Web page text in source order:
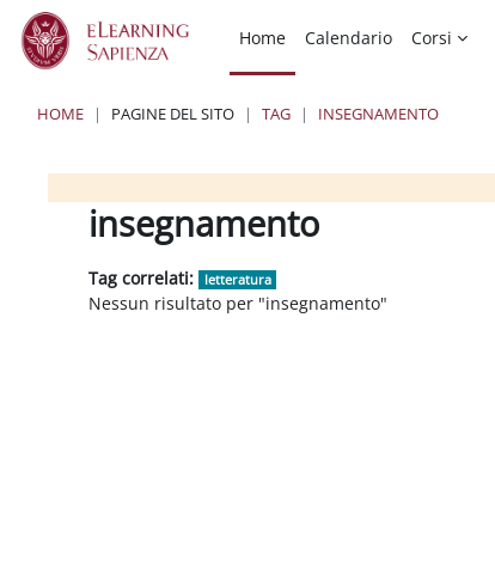
Vai al contenuto principale
Home
Calendario Corsi
HOME PAGINE DEL SITO TAG INSEGNAMENTO
Blocchi
Blocchiinsegnamento
Tag correlati: letteratura
Nessun risultato per "insegnamento"